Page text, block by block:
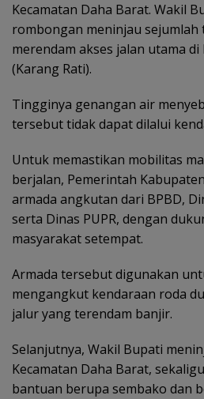
Kecamatan Daha Barat. Wakil
rombongan meninjau
merendam akses jalan utama
(Karang Rati).
Tingginya genangan air
tersebut tidak dapat dilalui
Untuk memastikan mobilitas
berjalan, Pemerintah
armada angkutan dari BPBD,
serta Dinas PUPR, dengan
masyarakat setempat.
Armada tersebut digunakan
mengangkut kendaraan roda
jalur yang terendam banjir.
Selanjutnya, Wakil Bupati
Kecamatan Daha Barat,
bantuan berupa sembako dan